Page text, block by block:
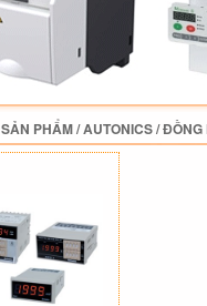
SẢN PHẨM/AUTONICS/ĐỒNG